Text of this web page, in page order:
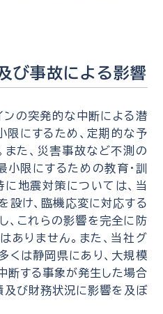
び事故による影響
ンの突発的な中断による潜
限にするため、定期的な予
また、災害事故など不測の
小限にするための教育・訓
に地震対策については、当
設け、臨機応変に対応する
、これらの影響を完全に防
ありません。また、当社グ
くは静岡県にあり、大規模
断する事象が発生した場合
及び財務状況に影響を及ぼ